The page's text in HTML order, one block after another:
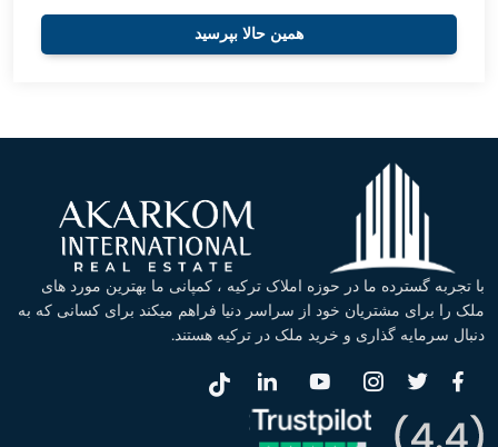
همین حالا بپرسید
با تجربه گسترده ما در حوزه املاک ترکیه ، کمپانی ما بهترین مورد های
ملک را برای مشتریان خود از سراسر دنیا فراهم میکند برای کسانی که به
دنبال سرمایه گذاری و خرید ملک در ترکیه هستند.